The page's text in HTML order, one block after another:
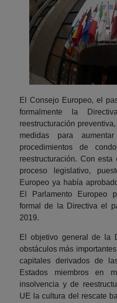
El Consejo Europeo, el
formalmente la
reestructuración
medidas para
procedimientos de
reestructuración. Con
proceso legislativo,
Europeo ya había
El Parlamento Europeo
formal de la Directiva el
2019.
El objetivo general de la
obstáculos más
capitales derivados de
Estados miembros en
insolvencia y de
UE la cultura del rescate